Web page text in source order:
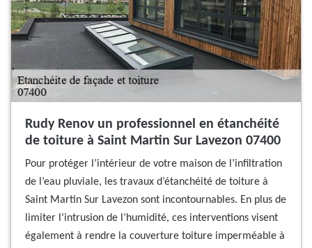
Rudy Renov un professionnel en étanchéité
de toiture à Saint Martin Sur Lavezon 07400
Pour protéger l’intérieur de votre maison de l’infiltration
de l’eau pluviale, les travaux d’étanchéité de toiture à
Saint Martin Sur Lavezon sont incontournables. En plus de
limiter l’intrusion de l’humidité, ces interventions visent
également à rendre la couverture toiture imperméable à